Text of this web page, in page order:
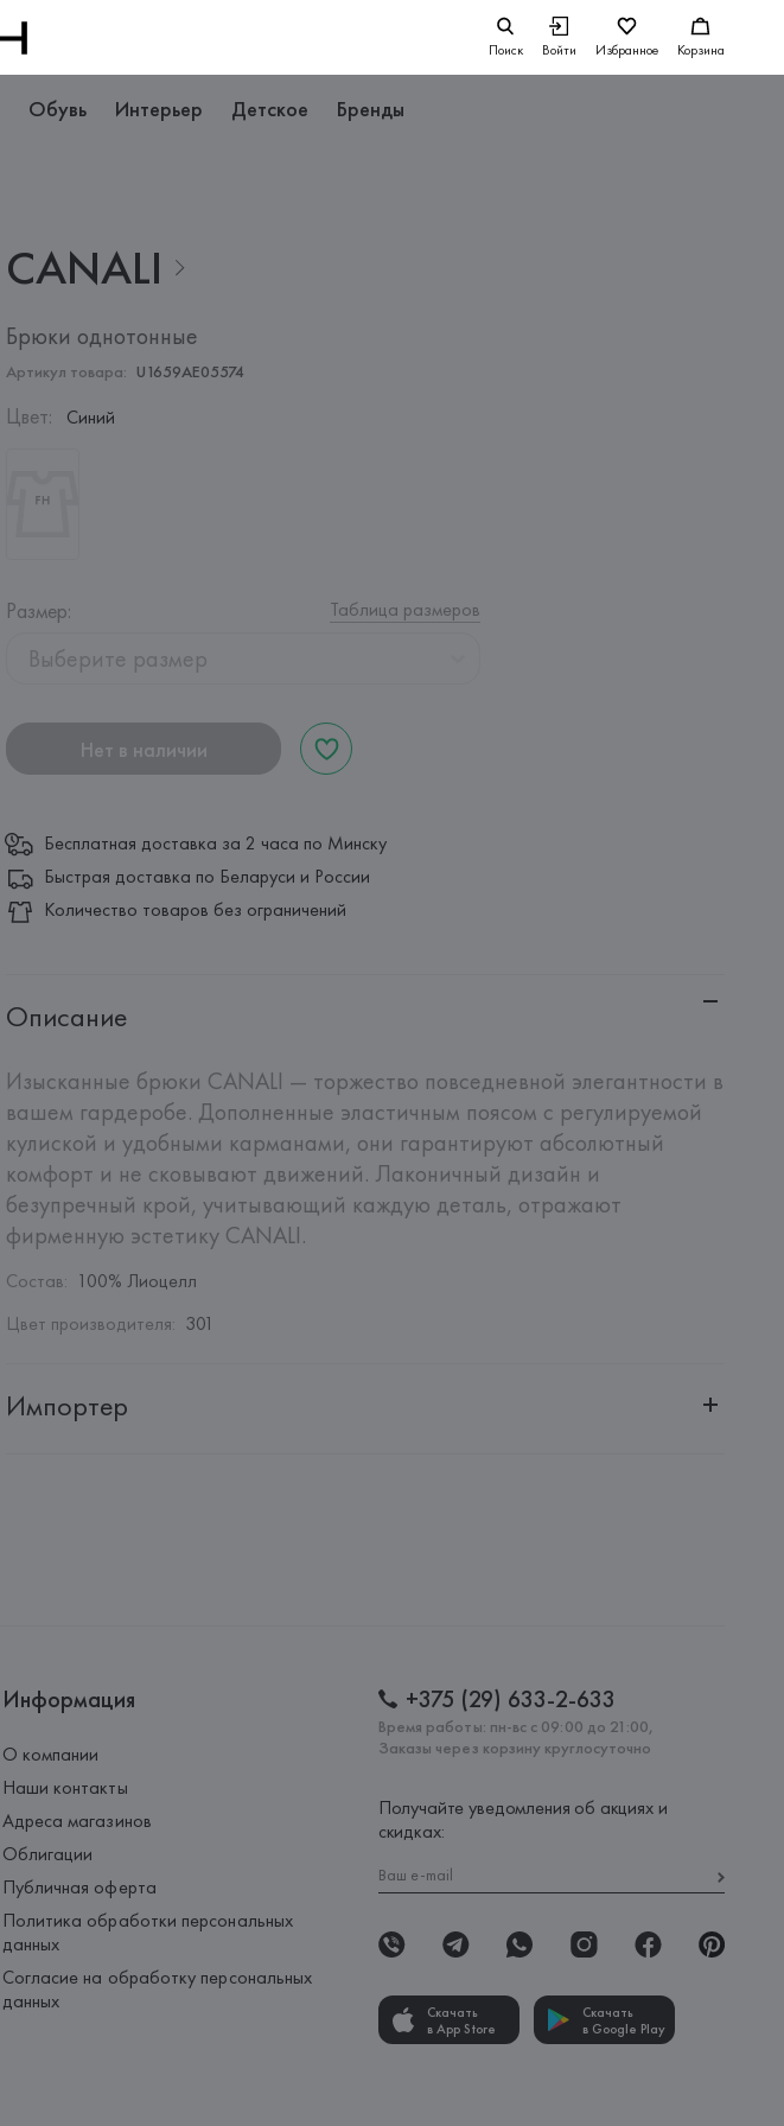
Поиск Войти Избранное Корзина
Обувь Интерьер Детское Бренды
CANALI
Брюки однотонные
Артикул товара: U1659AE05574
Цвет: Синий
Размер: Таблица размеров
Выберите размер
Нет в наличии
Бесплатная доставка за 2 часа по Минску
Быстрая доставка по Беларуси и России
Количество товаров без ограничений
Описание
Изысканные брюки CANALI — торжество повседневной элегантности в
вашем гардеробе. Дополненные эластичным поясом с регулируемой
кулиской и удобными карманами, они гарантируют абсолютный
комфорт и не сковывают движений. Лаконичный дизайн и
безупречный крой, учитывающий каждую деталь, отражают
фирменную эстетику CANALI.
Состав: 100% Лиоцелл
Цвет производителя: 301
Импортер
Информация
О компании
Наши контакты
Адреса магазинов
Облигации
Публичная оферта
Политика обработки персональных
данных
Согласие на обработку персональных
данных
+375 (29) 633-2-633
Время работы: пн-вс с 09:00 до 21:00,
Заказы через корзину круглосуточно
Получайте уведомления об акциях и
скидках:
Скачать
в App Store
Скачать
в Google Play